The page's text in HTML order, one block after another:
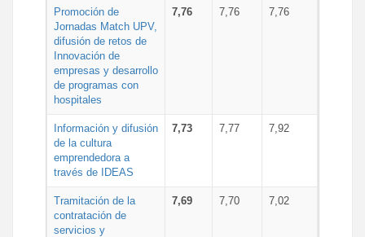
Promoción de
Jornadas Match UPV,
difusión de retos de
Innovación de
empresas y desarrollo
de programas con
hospitales
7,76 7,76 7,76
Información y difusión
de la cultura
emprendedora a
través de IDEAS
7,73 7,77 7,92
Tramitación de la
contratación de
servicios y
7,69 7,70 7,02